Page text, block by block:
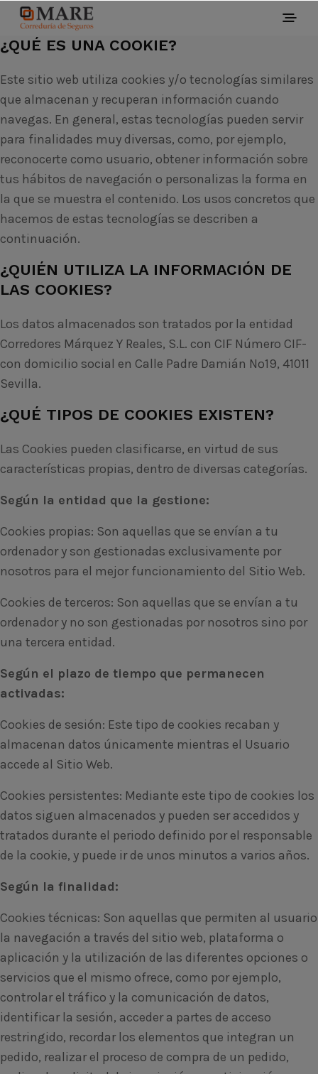
¿QUÉ ES UNA COOKIE?
Este sitio web utiliza cookies y/o tecnologías similares
que almacenan y recuperan información cuando
navegas. En general, estas tecnologías pueden servir
para finalidades muy diversas, como, por ejemplo,
reconocerte como usuario, obtener información sobre
tus hábitos de navegación o personalizas la forma en
la que se muestra el contenido. Los usos concretos que
hacemos de estas tecnologías se describen a
continuación.
¿QUIÉN UTILIZA LA INFORMACIÓN DE
LAS COOKIES?
Los datos almacenados son tratados por la entidad
Corredores Márquez Y Reales, S.L. con CIF Número CIF-
con domicilio social en Calle Padre Damián Nº19, 41011
Sevilla.
¿QUÉ TIPOS DE COOKIES EXISTEN?
Las Cookies pueden clasificarse, en virtud de sus
características propias, dentro de diversas categorías.
Según la entidad que la gestione:
Cookies propias: Son aquellas que se envían a tu
ordenador y son gestionadas exclusivamente por
nosotros para el mejor funcionamiento del Sitio Web.
Cookies de terceros: Son aquellas que se envían a tu
ordenador y no son gestionadas por nosotros sino por
una tercera entidad.
Según el plazo de tiempo que permanecen
activadas:
Cookies de sesión: Este tipo de cookies recaban y
almacenan datos únicamente mientras el Usuario
accede al Sitio Web.
Cookies persistentes: Mediante este tipo de cookies los
datos siguen almacenados y pueden ser accedidos y
tratados durante el periodo definido por el responsable
de la cookie, y puede ir de unos minutos a varios años.
Según la finalidad:
Cookies técnicas: Son aquellas que permiten al usuario
la navegación a través del sitio web, plataforma o
aplicación y la utilización de las diferentes opciones o
servicios que el mismo ofrece, como por ejemplo,
controlar el tráfico y la comunicación de datos,
identificar la sesión, acceder a partes de acceso
restringido, recordar los elementos que integran un
pedido, realizar el proceso de compra de un pedido,